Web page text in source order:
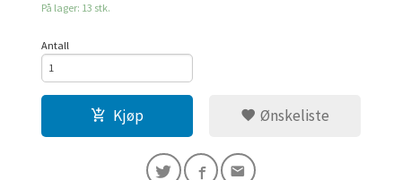
På lager: 13 stk.
Antall
Kjøp Ønskeliste